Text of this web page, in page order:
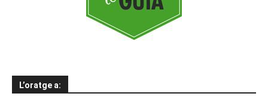
L’oratge a: